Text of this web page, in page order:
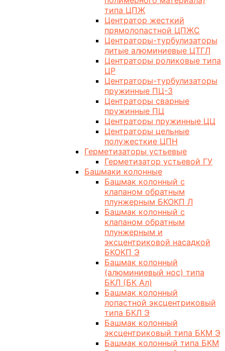
типа ЦПЖ
Центратор жесткий
прямолопастной ЦПЖС
Центраторы-турбулизаторы
литые алюминиевые ЦТГЛ
Центраторы роликовые типа
ЦР
Центраторы-турбулизаторы
пружинные ПЦ-3
Центраторы сварные
пружинные ПЦ
Центраторы пружинные ЦЦ
Центраторы цельные
полужесткие ЦПН
Герметизаторы устьевые
Герметизатор устьевой ГУ
Башмаки колонные
Башмак колонный с
клапаном обратным
плунжерным БКОКП Л
Башмак колонный с
клапаном обратным
плунжерным и
эксцентриковой насадкой
БКОКП Э
Башмак колонный
(алюминиевый нос) типа
БКЛ (БК Ал)
Башмак колонный
лопастной эксцентриковый
типа БКЛ Э
Башмак колонный
эксцентриковый типа БКМ Э
Башмак колонный типа БКМ